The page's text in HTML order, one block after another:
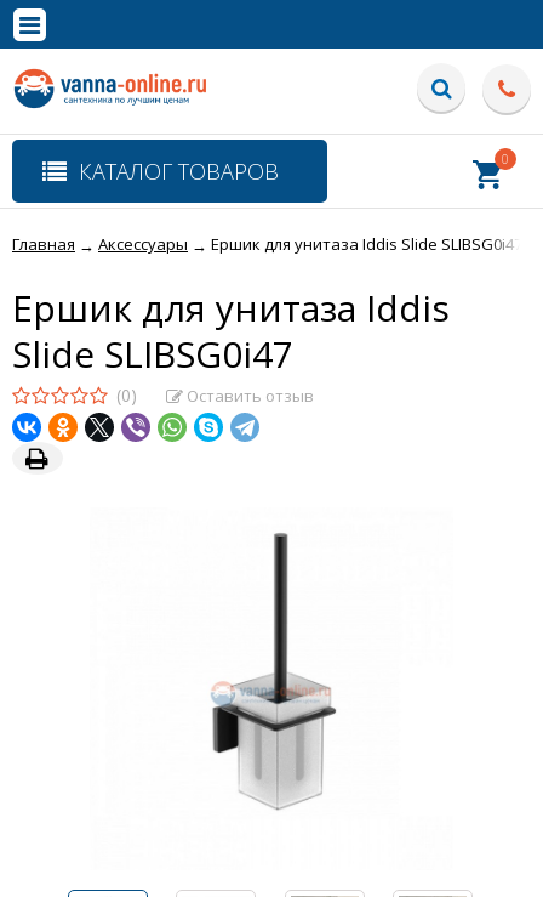
Полная версия сайта
КАТАЛОГ ТОВАРОВ 0
Главная → Аксессуары → Ершик для унитаза Iddis Slide SLIBSG0i47
Ершик для унитаза Iddis
Slide SLIBSG0i47
(0) Оставить отзыв